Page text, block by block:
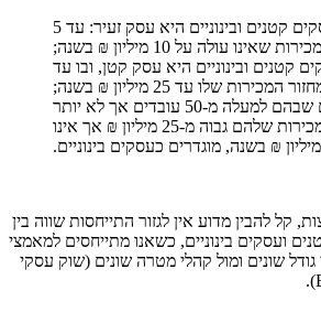
הדרגה הראשונה של עסקים קטנים ובינוניים היא עסק זעיר: עד 5
עולה על 10 מיליון ₪ בשנה;
קטנים ובינוניים היא עסק קטן, ובו עד
עסקים קטנים ובינוניים שבהם למעלה מ-50 עובדים אך לא יותר
מ-100 עובדים ומחזור המכירות שלהם גבוה מ-25 מיליון ₪ אך אינו
קל להבין מדוע אין לגזור התייחסות שווה בין
ועסקים בינוניים, כשאנו מתייחסים למאמצי
שונים ומול קהלי מטרה שונים (שוק עסקי
).